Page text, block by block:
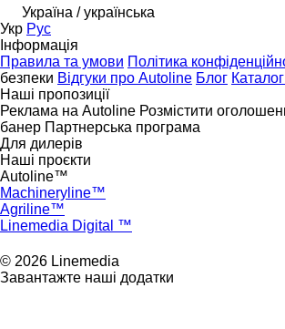
Україна / українська
Укр Рус
Інформація
Правила та умови Політика
безпеки Відгуки про Autoline Блог
Наші пропозиції
Реклама на Autoline Розмістити
банер Партнерська програма
Для дилерів
Наші проєкти
Autoline™
Machineryline™
Agriline™
Linemedia Digital ™
© 2026 Linemedia
Завантажте наші додатки